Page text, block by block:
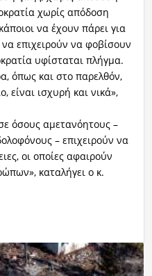
χωρίς απόδοση
να έχουν πάρει για
επιχειρούν να φοβίσουν
υφίσταται πλήγμα.
όπως και στο παρελθόν,
είναι ισχυρή και νικά»,
όσους αμετανόητους –
– επιχειρούν να
οι οποίες αφαιρούν
καταλήγει ο κ.